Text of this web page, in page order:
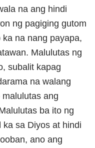
na ang hindi
ng pagiging gutom
na nang payapa,
Malulutas ng
subalit kapag
na walang
ang
ba ito ng
sa Diyos at hindi
ano ang